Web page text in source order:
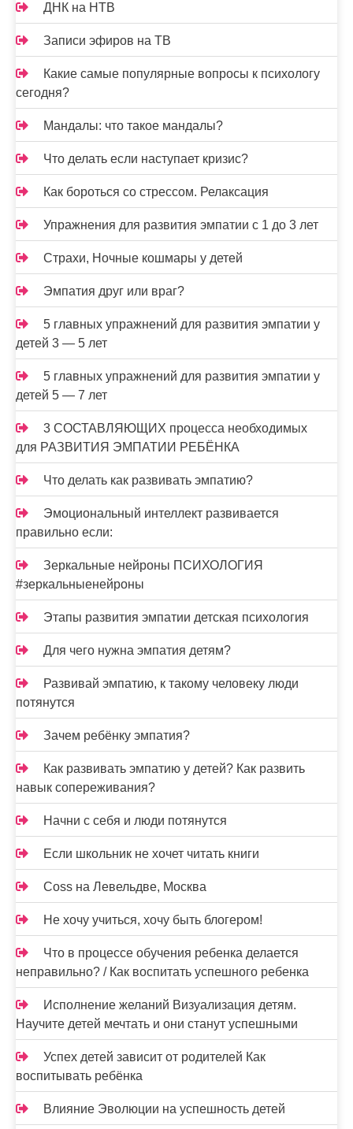
ДНК на НТВ
Записи эфиров на ТВ
Какие самые популярные вопросы к психологу
сегодня?
Мандалы: что такое мандалы?
Что делать если наступает кризис?
Как бороться со стрессом. Релаксация
Упражнения для развития эмпатии с 1 до 3 лет
Страхи, Ночные кошмары у детей
Эмпатия друг или враг?
5 главных упражнений для развития эмпатии у
детей 3 — 5 лет
5 главных упражнений для развития эмпатии у
детей 5 — 7 лет
3 СОСТАВЛЯЮЩИХ процесса необходимых
для РАЗВИТИЯ ЭМПАТИИ РЕБЁНКА
Что делать как развивать эмпатию?
Эмоциональный интеллект развивается
правильно если:
Зеркальные нейроны ПСИХОЛОГИЯ
#зеркальныенейроны
Этапы развития эмпатии детская психология
Для чего нужна эмпатия детям?
Развивай эмпатию, к такому человеку люди
потянутся
Зачем ребёнку эмпатия?
Как развивать эмпатию у детей? Как развить
навык сопереживания?
Начни с себя и люди потянутся
Если школьник не хочет читать книги
Coss на Левельдве, Москва
Не хочу учиться, хочу быть блогером!
Что в процессе обучения ребенка делается
неправильно? / Как воспитать успешного ребенка
Исполнение желаний Визуализация детям.
Научите детей мечтать и они станут успешными
Успех детей зависит от родителей Как
воспитывать ребёнка
Влияние Эволюции на успешность детей